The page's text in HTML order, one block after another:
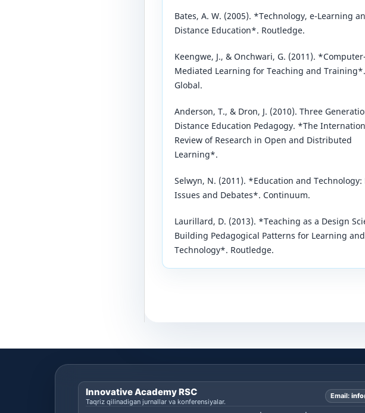
Bates, A. W. (2005). *Technology, e-Learning
Distance Education*. Routledge.
Keengwe, J., & Onchwari, G. (2011). *Computer-
Mediated Learning for Teaching and
Global.
Anderson, T., & Dron, J. (2010). Three
Distance Education Pedagogy. *The
Review of Research in Open and Distributed
Learning*.
Selwyn, N. (2011). *Education and Technology:
Issues and Debates*. Continuum.
Laurillard, D. (2013). *Teaching as a Design
Building Pedagogical Patterns for Learning and
Technology*. Routledge.
Innovative Academy RSC
Taqriz qilinadigan jurnallar va konferensiyalar.
Email: